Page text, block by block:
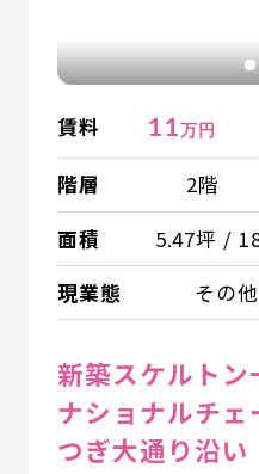
賃料 11万円
階層
2階
面積
5.47坪 /
現業態
その他
新築スケルトン
ナショナルチェ
つぎ大通り沿い